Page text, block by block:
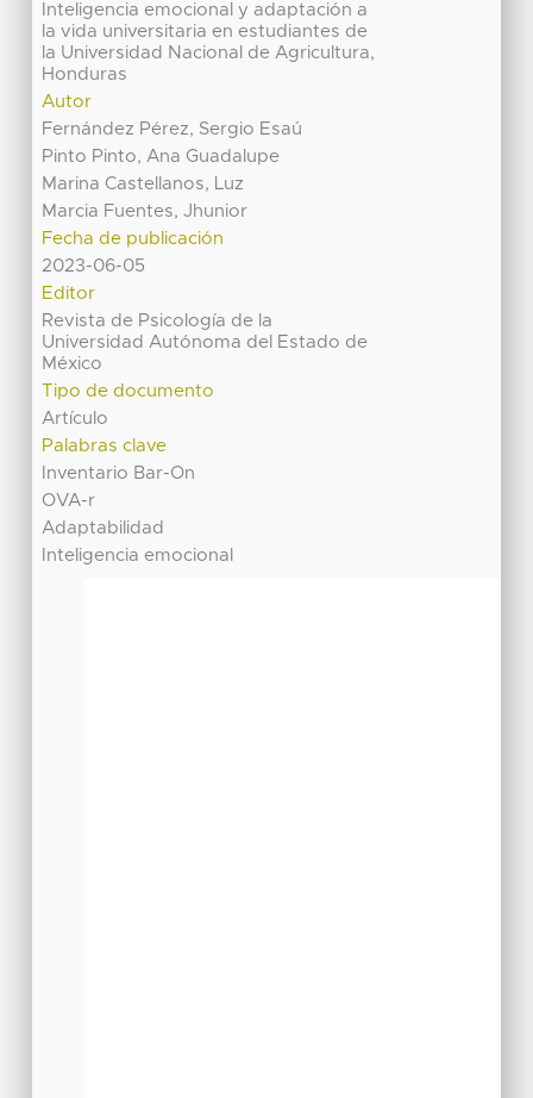
Inteligencia emocional y adaptación a
la vida universitaria en estudiantes de
la Universidad Nacional de Agricultura,
Honduras
Autor
Fernández Pérez, Sergio Esaú
Pinto Pinto, Ana Guadalupe
Marina Castellanos, Luz
Marcia Fuentes, Jhunior
Fecha de publicación
2023-06-05
Editor
Revista de Psicología de la
Universidad Autónoma del Estado de
México
Tipo de documento
Artículo
Palabras clave
Inventario Bar-On
OVA-r
Adaptabilidad
Inteligencia emocional